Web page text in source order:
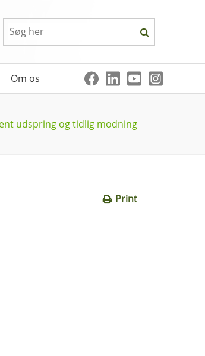
Om os
udspring og tidlig modning
Print